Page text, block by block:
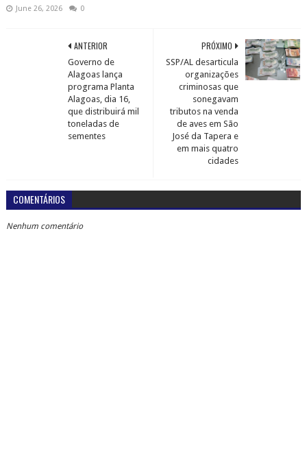
June 26, 2026 0
PRÓXIMO
SSP/AL desarticula
organizações
criminosas que
sonegavam
tributos na venda
de aves em São
José da Tapera e
em mais quatro
cidades
ANTERIOR
Governo de
Alagoas lança
programa Planta
Alagoas, dia 16,
que distribuirá mil
toneladas de
sementes
COMENTÁRIOS
Nenhum comentário